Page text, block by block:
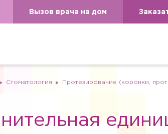
Вызов врача на дом
Стоматология Протезирование (коронки,